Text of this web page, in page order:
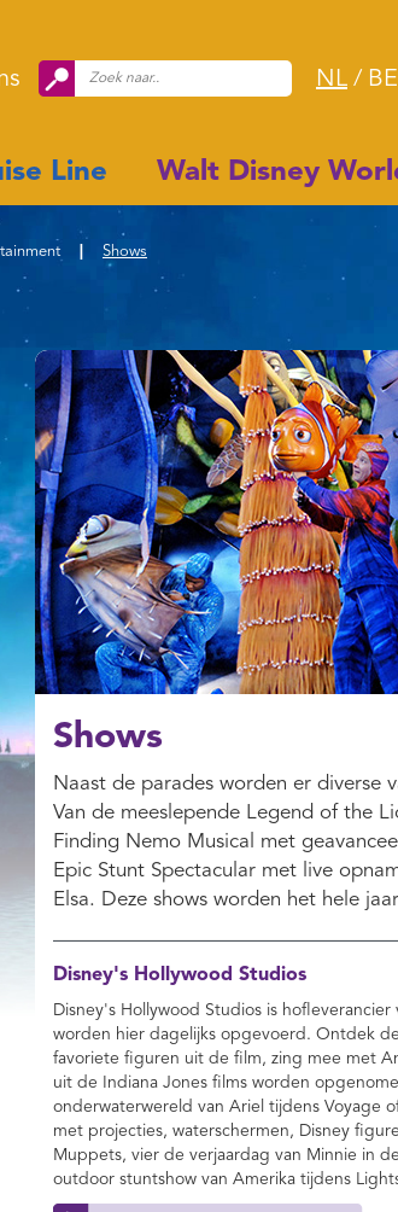
NL / BE
Line Walt Disney
Shows
Shows
Naast de parades worden er diverse
Van de meeslepende Legend of the
Finding Nemo Musical met
Epic Stunt Spectacular met live
Elsa. Deze shows worden het hele
Disney's Hollywood Studios
Disney's Hollywood Studios is
worden hier dagelijks opgevoerd. Ontdek
favoriete figuren uit de film, zing mee met
uit de Indiana Jones films worden
onderwaterwereld van Ariel tijdens Voyage
met projecties, waterschermen, Disney
Muppets, vier de verjaardag van Minnie in
outdoor stuntshow van Amerika tijdens